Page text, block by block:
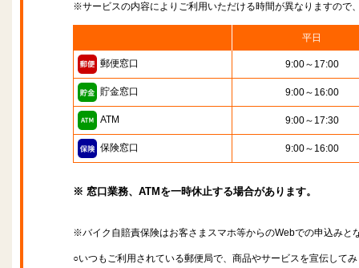
※サービスの内容によりご利用いただける時間が異なりますので
平日
郵便窓口 9:00～17:00
貯金窓口 9:00～16:00
ATM 9:00～17:30
保険窓口 9:00～16:00
※ 窓口業務、ATMを一時休止する場合があります。
※バイク自賠責保険はお客さまスマホ等からのWebでの申込みと
○いつもご利用されている郵便局で、商品やサービスを宣伝して